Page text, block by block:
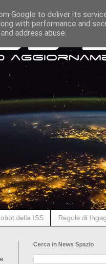
della ISS Regole di
Cerca in News Spazio
Google to deliver its
with performance and
address abuse.